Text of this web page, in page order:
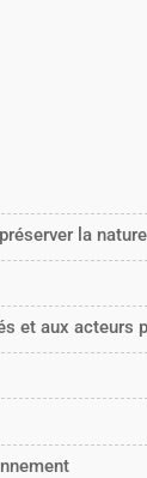
la
et aux acteurs